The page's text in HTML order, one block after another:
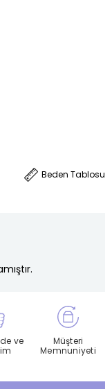
Beden Tablosu
ve
Müşteri
Memnuniyeti